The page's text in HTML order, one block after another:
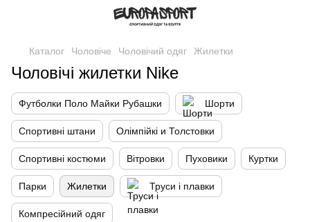
Каталог Чоловіче Чоловічий одяг Жилетки
Чоловічі жилетки Nike
Футболки Поло Майки Рубашки Шорти
Спортивні штани Олімпійкі и Толстовки
Спортивні костюми Вітровки Пуховики Куртки
Парки Жилетки Труси і плавки
Компресійний одяг